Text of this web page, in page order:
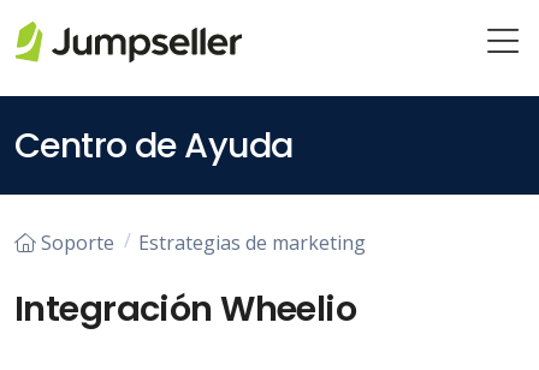
Centro de Ayuda
Soporte Estrategias de marketing
Integración Wheelio